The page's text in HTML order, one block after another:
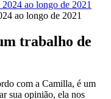
ao longo de 2021
trabalho de
com a Camilla, é um
sua opinião, ela nos